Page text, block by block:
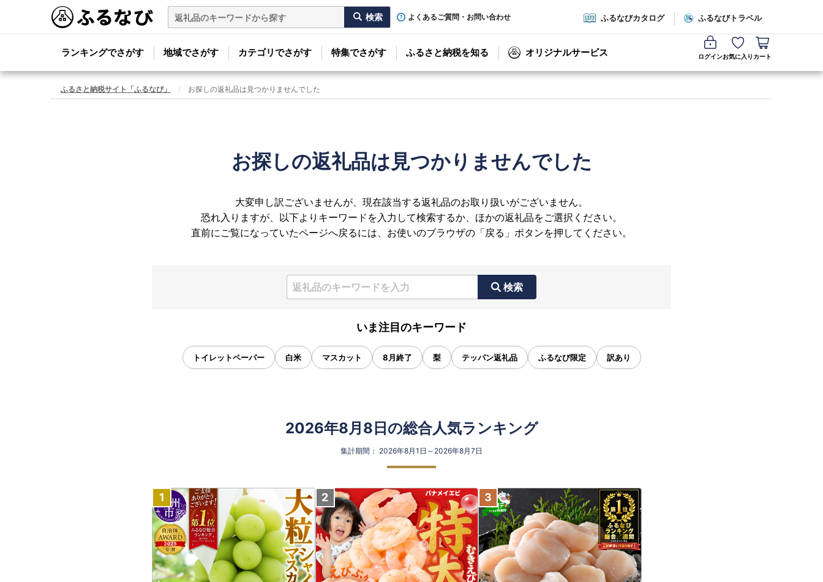
よくあるご質問・お問い合わせ ふるなびカタログ ふるなびトラベル
ランキングでさがす 地域でさがす カテゴリでさがす 特集でさがす ふるさと納税を知る オリジナルサービス ログインお気に入り カート
ふるさと納税サイト「ふるなび」 お探しの返礼品は見つかりませんでした
お探しの返礼品は見つかりませんでした
大変申し訳ございませんが、現在該当する返礼品のお取り扱いがございません。
恐れ入りますが、以下よりキーワードを入力して検索するか、ほかの返礼品をご選択ください。
直前にご覧になっていたページへ戻るには、お使いのブラウザの「戻る」ボタンを押してください。
検索
いま注目のキーワード
トイレットペーパー 白米 マスカット 8月終了 梨 テッパン返礼品 ふるなび限定 訳あり
2026年8月8日の総合人気ランキング
集計期間： 2026年8月1日～2026年8月7日